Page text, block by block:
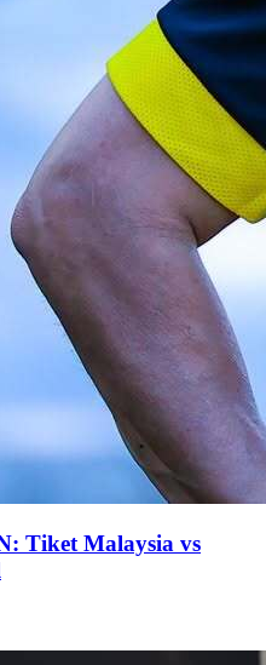
Tiket Malaysia vs